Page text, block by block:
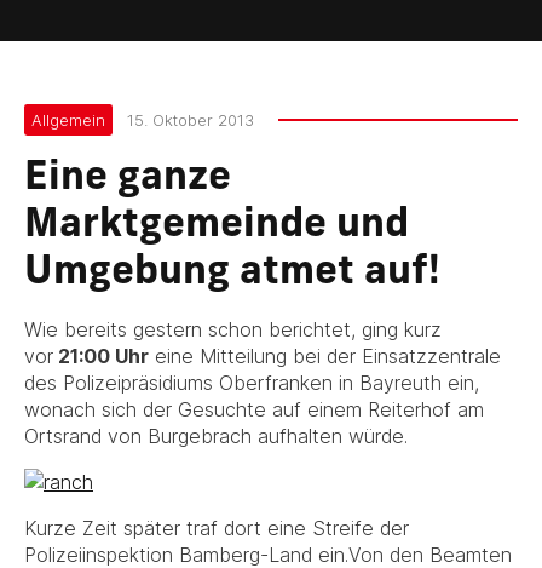
Allgemein 15. Oktober 2013
Eine ganze
Marktgemeinde und
Umgebung atmet auf!
Wie bereits gestern schon berichtet, ging kurz
vor 21:00 Uhr eine Mitteilung bei der Einsatzzentrale
des Polizeipräsidiums Oberfranken in Bayreuth ein,
wonach sich der Gesuchte auf einem Reiterhof am
Ortsrand von Burgebrach aufhalten würde.
Kurze Zeit später traf dort eine Streife der
Polizeiinspektion Bamberg-Land ein.Von den Beamten